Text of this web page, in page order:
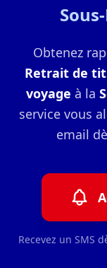
Obtenez
Retrait de
voyage à la
service vous
email
Recevez un SMS